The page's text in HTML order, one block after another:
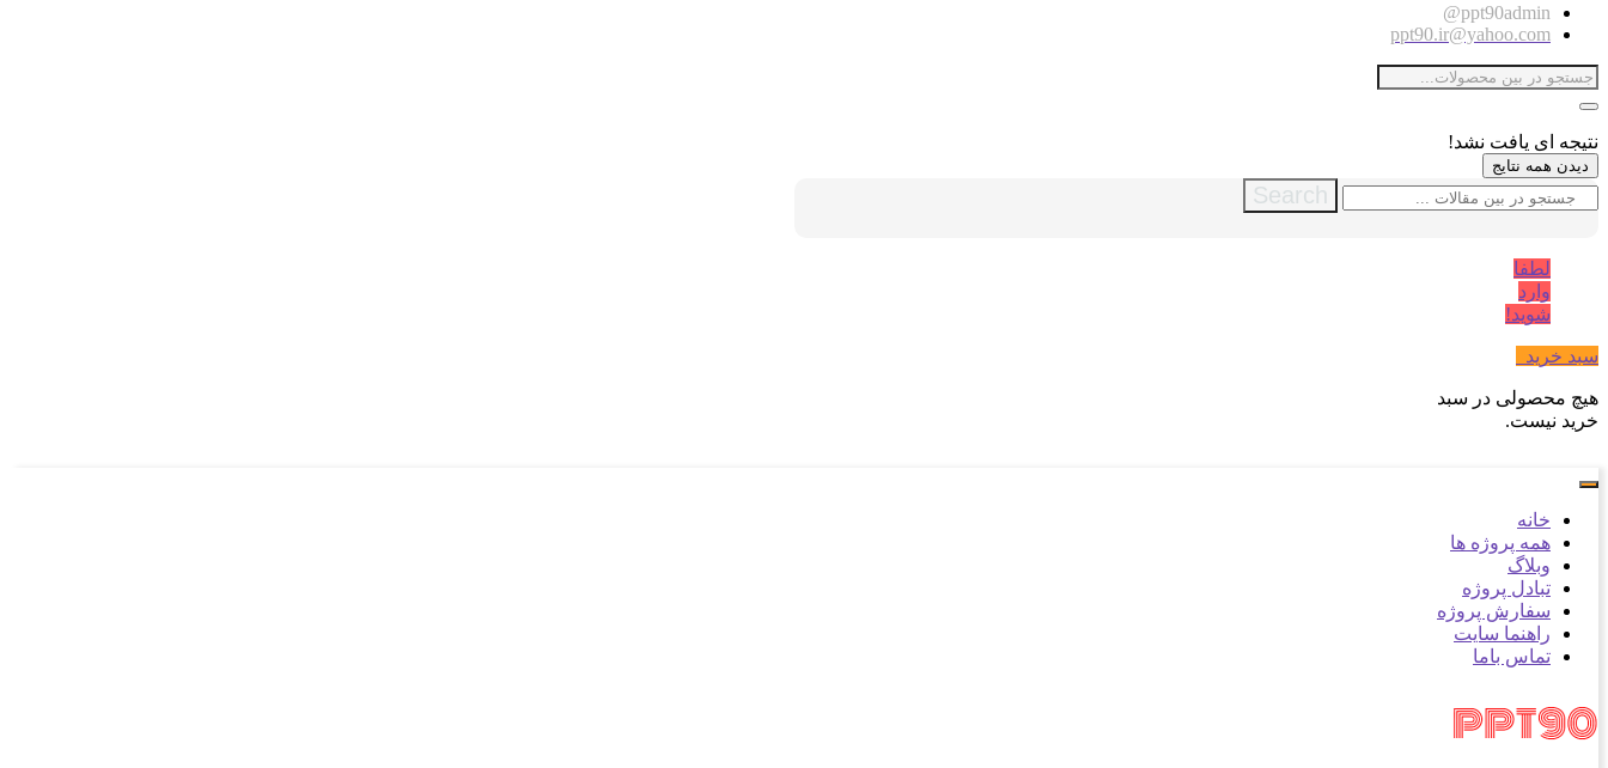
ppt90admin@
ppt90.ir@yahoo.com
نتیجه ای یافت نشد!
دیدن همه نتایج
Search
لطفا
وارد
شوید!
سبد خرید
هیچ محصولی در سبد
خرید نیست.
خانه
همه پروژه ها
وبلاگ
تبادل پروژه
سفارش پروژه
راهنما سایت
تماس باما